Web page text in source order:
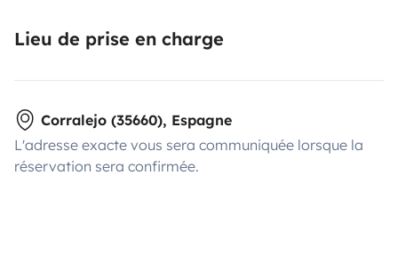
Lieu de prise en charge
Corralejo (35660), Espagne
L'adresse exacte vous sera communiquée lorsque la
réservation sera confirmée.